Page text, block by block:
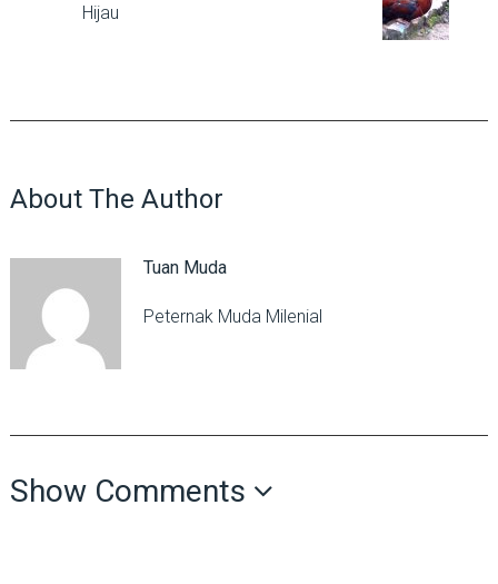
Hijau
About The Author
Tuan Muda
Peternak Muda Milenial
Show Comments